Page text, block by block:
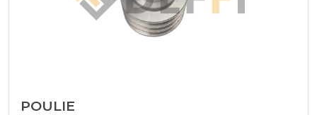
POULIE